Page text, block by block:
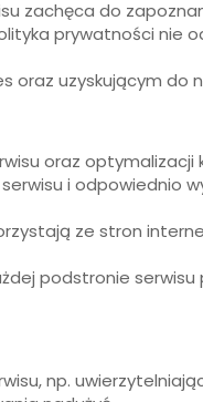
zachęca do
prywatności nie
oraz uzyskującym do
oraz optymalizacji
i odpowiednio
ze stron
podstronie
np.